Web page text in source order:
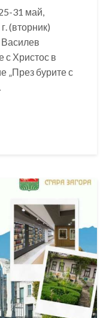
31 май,
(вторник)
с Христос в
„През бурите с